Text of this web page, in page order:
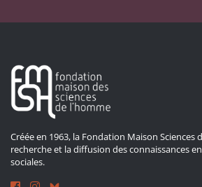
Créée en 1963, la Fondation Maison
recherche et la diffusion des connaissances
sociales.